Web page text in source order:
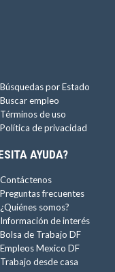
Búsquedas por Estado
Buscar empleo
Términos de uso
Política de privacidad
AYUDA?
Contáctenos
Preguntas frecuentes
¿Quiénes somos?
Información de interés
Bolsa de Trabajo DF
Empleos Mexico DF
Trabajo desde casa